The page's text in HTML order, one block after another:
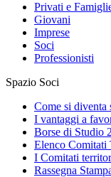
Privati e
Giovani
Imprese
Soci
Professionisti
Spazio Soci
Come si diventa
I vantaggi a
Borse di Studio
Elenco Comitati
I Comitati
Rassegna